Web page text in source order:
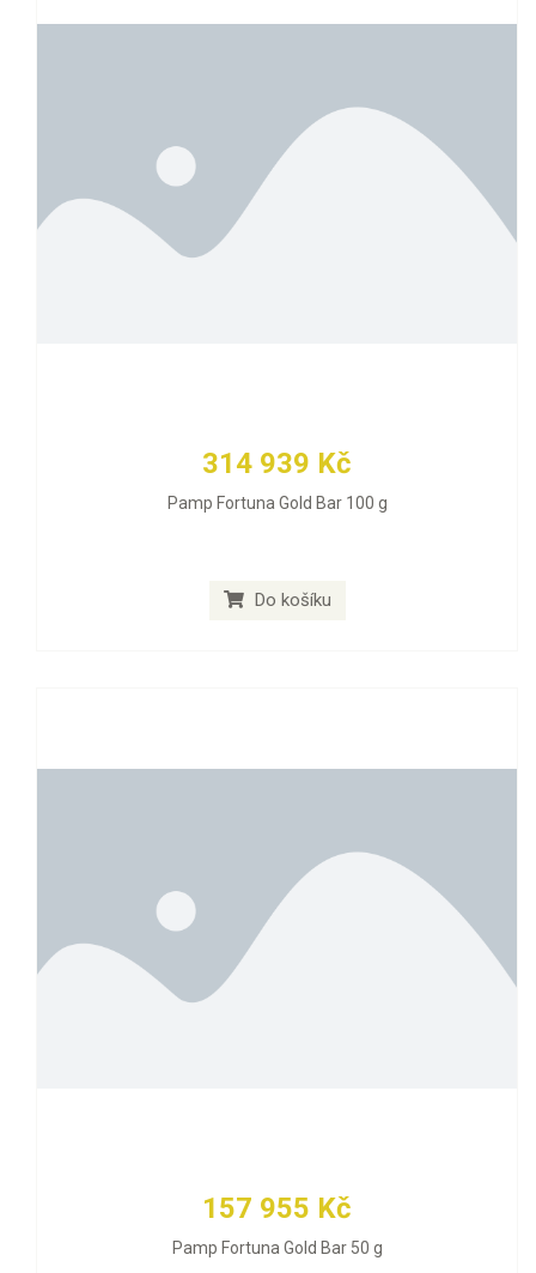
314 939 Kč
Pamp Fortuna Gold Bar 100 g
Do košíku
157 955 Kč
Pamp Fortuna Gold Bar 50 g